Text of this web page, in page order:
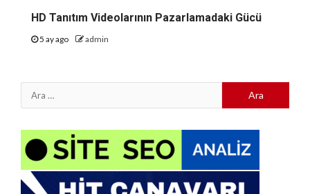
HD Tanıtım Videolarının Pazarlamadaki Gücü
5 ay ago admin
Arama: